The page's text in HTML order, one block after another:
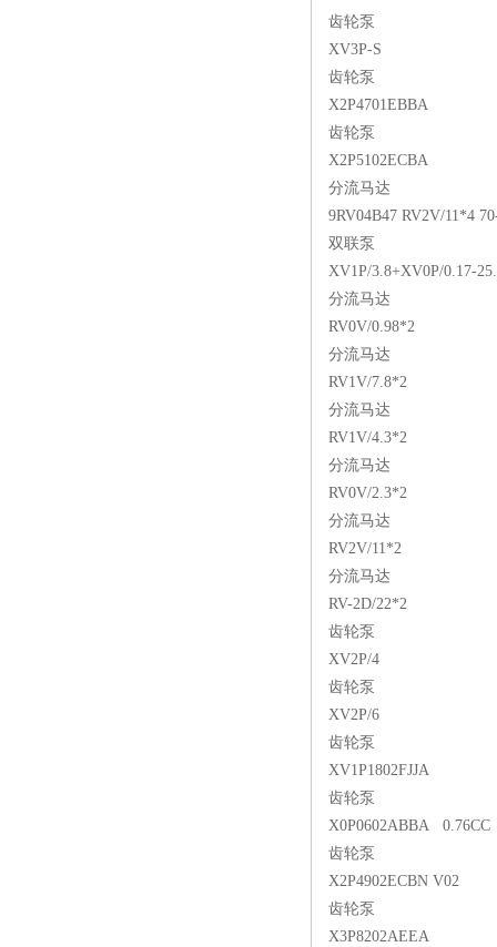
齿轮泵
XV3P-S
齿轮泵
X2P4701EBBA
齿轮泵
X2P5102ECBA
分流马达
9RV04B47 RV2V/11*4
双联泵
XV1P/3.8+XV0P/0.17-
分流马达
RV0V/0.98*2
分流马达
RV1V/7.8*2
分流马达
RV1V/4.3*2
分流马达
RV0V/2.3*2
分流马达
RV2V/11*2
分流马达
RV-2D/22*2
齿轮泵
XV2P/4
齿轮泵
XV2P/6
齿轮泵
XV1P1802FJJA
齿轮泵
X0P0602ABBA 0.76CC
齿轮泵
X2P4902ECBN V02
齿轮泵
X3P8202AEEA